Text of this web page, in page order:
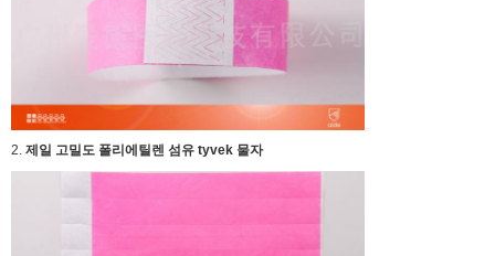
2. 제일 고밀도 폴리에틸렌 섬유 tyvek 물자